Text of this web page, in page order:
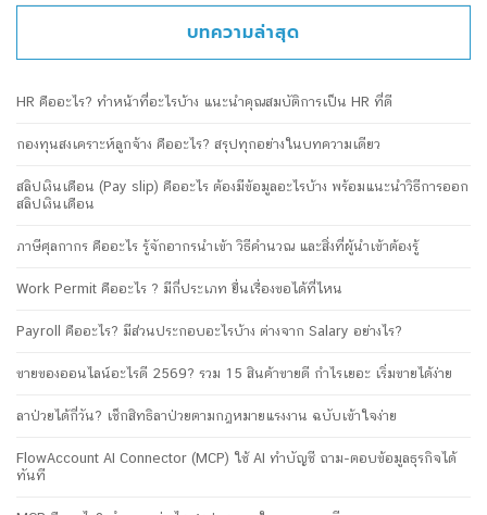
บทความล่าสุด
HR คืออะไร? ทำหน้าที่อะไรบ้าง แนะนำคุณสมบัติการเป็น HR ที่ดี
กองทุนสงเคราะห์ลูกจ้าง คืออะไร? สรุปทุกอย่างในบทความเดียว
สลิปเงินเดือน (Pay slip) คืออะไร ต้องมีข้อมูลอะไรบ้าง พร้อมแนะนำวิธีการออก
สลิปเงินเดือน
ภาษีศุลกากร คืออะไร รู้จักอากรนำเข้า วิธีคำนวณ และสิ่งที่ผู้นำเข้าต้องรู้
Work Permit คืออะไร ? มีกี่ประเภท ยื่นเรื่องขอได้ที่ไหน
Payroll คืออะไร? มีส่วนประกอบอะไรบ้าง ต่างจาก Salary อย่างไร?
ขายของออนไลน์อะไรดี 2569? รวม 15 สินค้าขายดี กำไรเยอะ เริ่มขายได้ง่าย
ลาป่วยได้กี่วัน? เช็กสิทธิลาป่วยตามกฎหมายแรงงาน ฉบับเข้าใจง่าย
FlowAccount AI Connector (MCP) ใช้ AI ทำบัญชี ถาม-ตอบข้อมูลธุรกิจได้
ทันที